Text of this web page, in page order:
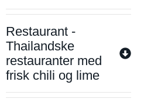
Restaurant -
Thailandske
restauranter med
frisk chili og lime